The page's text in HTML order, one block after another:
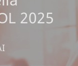
2025